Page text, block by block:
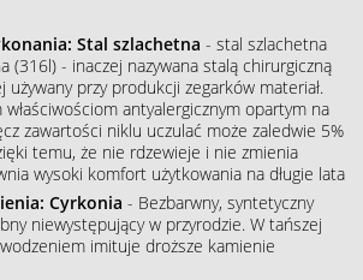
Stal szlachetna - stal szlachetna
(316l) - inaczej nazywana stalą chirurgiczną
używany przy produkcji zegarków materiał.
właściwościom antyalergicznym opartym na
zawartości niklu uczulać może zaledwie 5%
temu, że nie rdzewieje i nie zmienia
wysoki komfort użytkowania na długie lata
Cyrkonia - Bezbarwny, syntetyczny
niewystępujący w przyrodzie. W tańszej
imituje droższe kamienie